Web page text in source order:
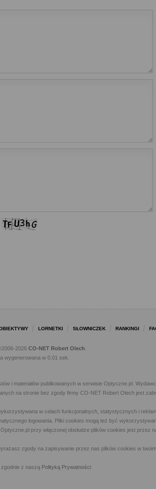
LORNETKI SŁOWNICZEK RANKINGI
2026 CO-NET Robert Olech
wygenerowana w 0.01 sek.
i materiałów publikowanych w serwisie Optyczne.pl.
na stronie bez zgody firmy CO-NET Robert Olech jest
w celach funkcjonalnych, statystycznych i
logowania. Pliki cookies mogą też być
przy włączonej obsłudze plików cookies jest przez
zgody na zapisywanie przez nas plików cookies w
z naszą Polityką Prywatności